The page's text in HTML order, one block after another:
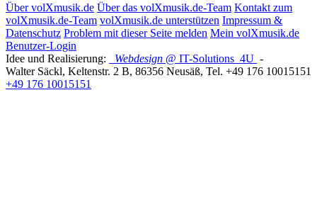
Über volXmusik.de Über das volXmusik.de-Team Kontakt zum
volXmusik.de-Team volXmusik.de unterstützen Impressum &
Datenschutz Problem mit dieser Seite melden Mein volXmusik.de
Benutzer-Login
Idee und Realisierung:
Webdesign @ IT-Solutions 4U -
Walter Säckl, Keltenstr. 2 B, 86356 Neusäß, Tel. +49 176 10015151
+49 176 10015151